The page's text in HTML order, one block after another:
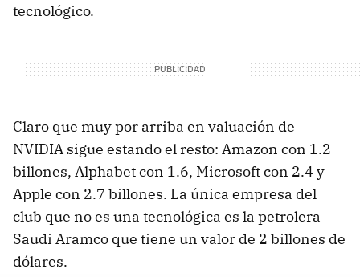
tecnológico.
Claro que muy por arriba en valuación de
NVIDIA sigue estando el resto: Amazon con 1.2
billones, Alphabet con 1.6, Microsoft con 2.4 y
Apple con 2.7 billones. La única empresa del
club que no es una tecnológica es la petrolera
Saudi Aramco que tiene un valor de 2 billones de
dólares.